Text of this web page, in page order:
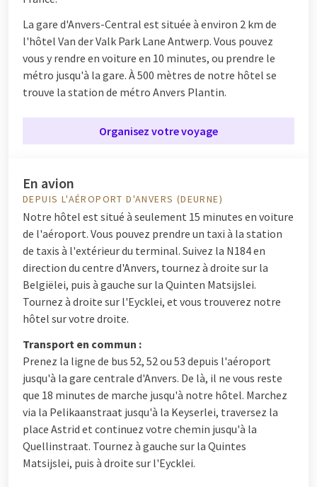
La gare d'Anvers-Central est située à environ 2 km de
l'hôtel Van der Valk Park Lane Antwerp. Vous pouvez
vous y rendre en voiture en 10 minutes, ou prendre le
métro jusqu'à la gare. À 500 mètres de notre hôtel se
trouve la station de métro Anvers Plantin.
Organisez votre voyage
En avion
DEPUIS L'AÉROPORT D'ANVERS (DEURNE)
Notre hôtel est situé à seulement 15 minutes en voiture
de l'aéroport. Vous pouvez prendre un taxi à la station
de taxis à l'extérieur du terminal. Suivez la N184 en
direction du centre d'Anvers, tournez à droite sur la
Belgiëlei, puis à gauche sur la Quinten Matsijslei.
Tournez à droite sur l'Eycklei, et vous trouverez notre
hôtel sur votre droite.
Transport en commun :
Prenez la ligne de bus 52, 52 ou 53 depuis l'aéroport
jusqu'à la gare centrale d'Anvers. De là, il ne vous reste
que 18 minutes de marche jusqu'à notre hôtel. Marchez
via la Pelikaanstraat jusqu'à la Keyserlei, traversez la
place Astrid et continuez votre chemin jusqu'à la
Quellinstraat. Tournez à gauche sur la Quintes
Matsijslei, puis à droite sur l'Eycklei.